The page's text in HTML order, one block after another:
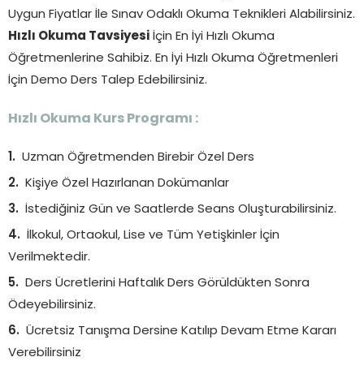
Uygun Fiyatlar İle Sınav Odaklı Okuma Teknikleri Alabilirsiniz.
Hızlı Okuma Tavsiyesi
İçin En İyi Hızlı Okuma
Öğretmenlerine Sahibiz. En İyi Hızlı Okuma Öğretmenleri
İçin Demo Ders Talep Edebilirsiniz.
Hızlı Okuma Kurs Programı :
Uzman Öğretmenden Birebir Özel Ders
Kişiye Özel Hazırlanan Dokümanlar
İstediğiniz Gün ve Saatlerde Seans Oluşturabilirsiniz.
İlkokul, Ortaokul, Lise ve Tüm Yetişkinler İçin
Verilmektedir.
Ders Ücretlerini Haftalık Ders Görüldükten Sonra
Ödeyebilirsiniz.
Ücretsiz Tanışma Dersine Katılıp Devam Etme Kararı
Verebilirsiniz